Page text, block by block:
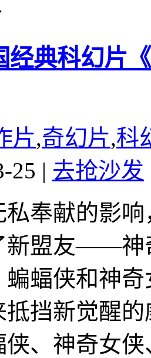
经典科幻片
片,奇幻片,科
25 | 去抢沙发
私奉献的影
新盟友——神
蝙蝠侠和神
抵挡新觉醒
侠、神奇女